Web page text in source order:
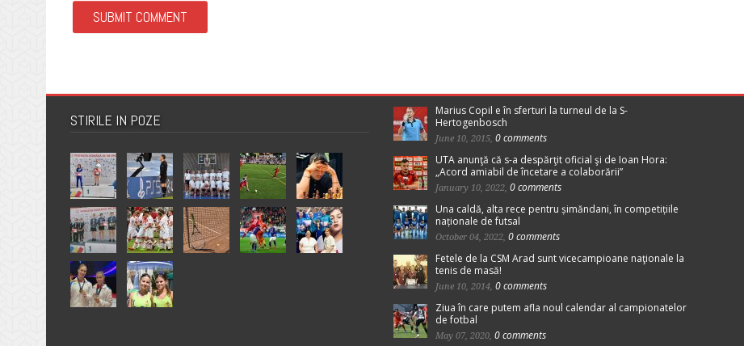
STIRILE IN POZE
Marius Copil e în sferturi la turneul de la S-
Hertogenbosch
June 10, 2015, 0 comments
UTA anunţă că s-a despărţit oficial şi de Ioan Hora:
„Acord amiabil de încetare a colaborării”
January 10, 2022, 0 comments
Una caldă, alta rece pentru șimăndani, în competițiile
naționale de futsal
October 04, 2022, 0 comments
Fetele de la CSM Arad sunt vicecampioane naţionale la
tenis de masă!
June 10, 2014, 0 comments
Ziua în care putem afla noul calendar al campionatelor
de fotbal
May 07, 2020, 0 comments